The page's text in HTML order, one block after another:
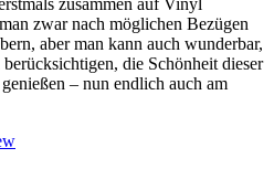
zwar nach möglichen Bezügen
aber man kann auch wunderbar,
die Schönheit dieser
– nun endlich auch am